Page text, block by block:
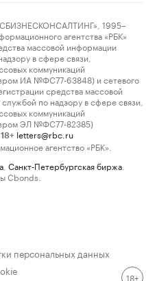
1995–
агентства «РБК»
массовой информации
в сфере связи,
коммуникаций
ИА №ФС77-63848) и сетевого
средства массовой
по надзору в сфере связи,
коммуникаций
ЭЛ №ФС77-82385)
18+ letters@rbc.ru
агентство «РБК».
Санкт-Петербургская биржа
Cbonds.
персональных данных
18+